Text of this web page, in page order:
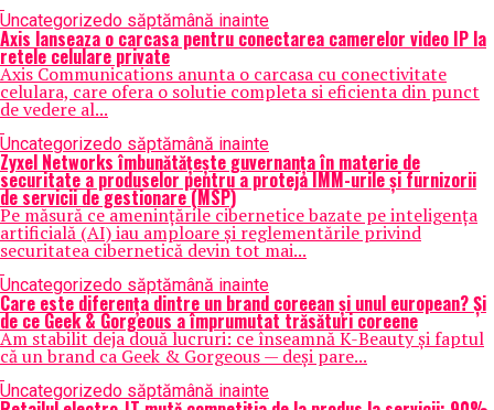
Uncategorizedo săptămână inainte
Axis lanseaza o carcasa pentru conectarea camerelor video IP la
retele celulare private
Axis Communications anunta o carcasa cu conectivitate
celulara, care ofera o solutie completa si eficienta din punct
de vedere al...
Uncategorizedo săptămână inainte
Zyxel Networks îmbunătățește guvernanța în materie de
securitate a produselor pentru a proteja IMM-urile și furnizorii
de servicii de gestionare (MSP)
Pe măsură ce amenințările cibernetice bazate pe inteligența
artificială (AI) iau amploare și reglementările privind
securitatea cibernetică devin tot mai...
Uncategorizedo săptămână inainte
Care este diferența dintre un brand coreean și unul european? Și
de ce Geek & Gorgeous a împrumutat trăsături coreene
Am stabilit deja două lucruri: ce înseamnă K-Beauty și faptul
că un brand ca Geek & Gorgeous — deși pare...
Uncategorizedo săptămână inainte